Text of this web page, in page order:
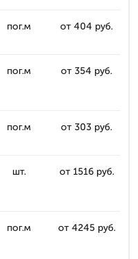
пог.м от 404 руб.
пог.м от 354 руб.
пог.м от 303 руб.
шт. от 1516 руб.
пог.м от 4245 руб.